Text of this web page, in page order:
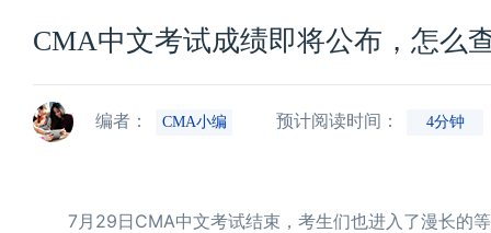
CMA中文考试成绩即将公布，怎么
编者： CMA小编 预计阅读时间： 4分钟
7月29日CMA中文考试结束，考生们也进入了漫长的等